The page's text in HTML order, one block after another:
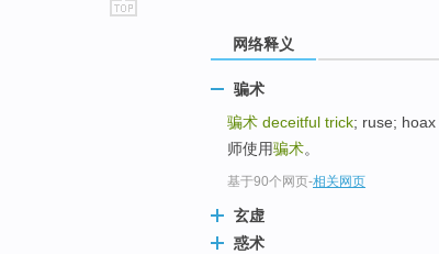
网络释义
骗术
骗术 deceitful trick; ruse; hoax
师使用骗术。
基于90个网页-相关网页
玄虚
惑术